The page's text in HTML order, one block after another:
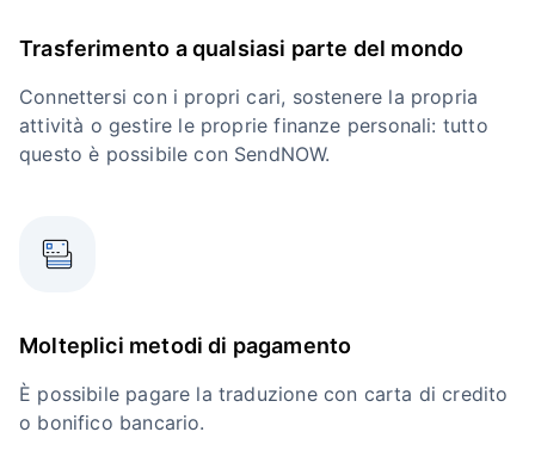
Trasferimento a qualsiasi parte del mondo
Connettersi con i propri cari, sostenere la propria
attività o gestire le proprie finanze personali: tutto
questo è possibile con SendNOW.
Molteplici metodi di pagamento
È possibile pagare la traduzione con carta di credito
o bonifico bancario.